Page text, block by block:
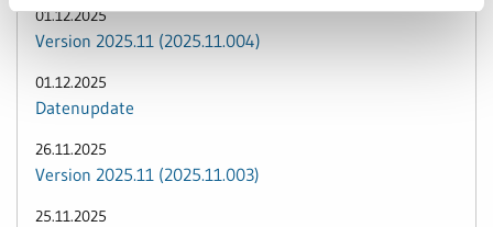
01.12.2025
Version 2025.11 (2025.11.004)
01.12.2025
Datenupdate
26.11.2025
Version 2025.11 (2025.11.003)
25.11.2025